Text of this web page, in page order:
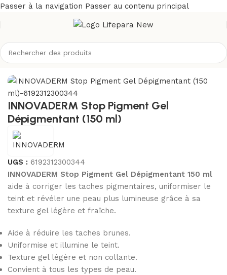
Passer à la navigation Passer au contenu principal
Visage/Démaquillants, nettoyants visage/Gel, crème, huile
INNOVADERM Stop Pigment Gel
Dépigmentant (150 ml)
UGS : 6192312300344
INNOVADERM Stop Pigment Gel Dépigmentant 150 ml
aide à corriger les taches pigmentaires, uniformiser le
teint et révéler une peau plus lumineuse grâce à sa
texture gel légère et fraîche.
Aide à réduire les taches brunes.
Uniformise et illumine le teint.
Texture gel légère et non collante.
Convient à tous les types de peau.